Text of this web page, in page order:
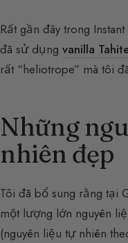
Rất gần đây trong
đã sử dụng vanilla
rất “heliotrope” mà tôi
Những
nhiên đẹp
Tôi đã bổ sung rằng tại
một lượng lớn nguyên
(nguyên liệu tự nhiên